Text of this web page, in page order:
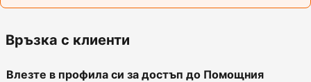
Връзка с клиенти
Влезте в профила си за достъп до Помощния